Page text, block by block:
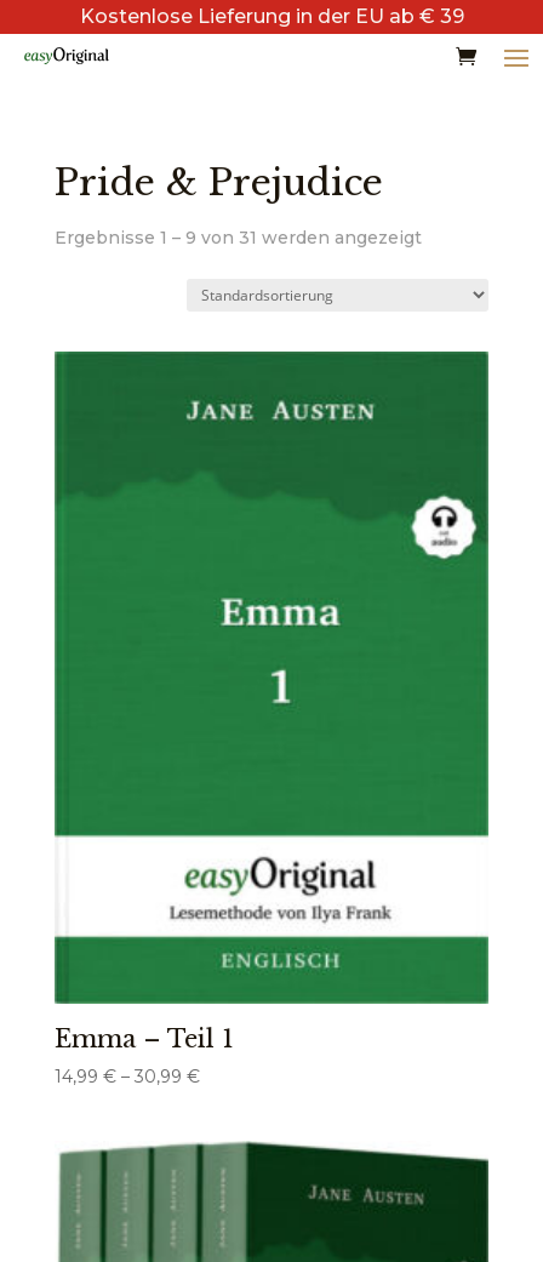
Kostenlose Lieferung in der EU ab € 39
Pride & Prejudice
Ergebnisse 1 – 9 von 31 werden angezeigt
Emma – Teil 1
14,99 € – 30,99 €Preisspanne: